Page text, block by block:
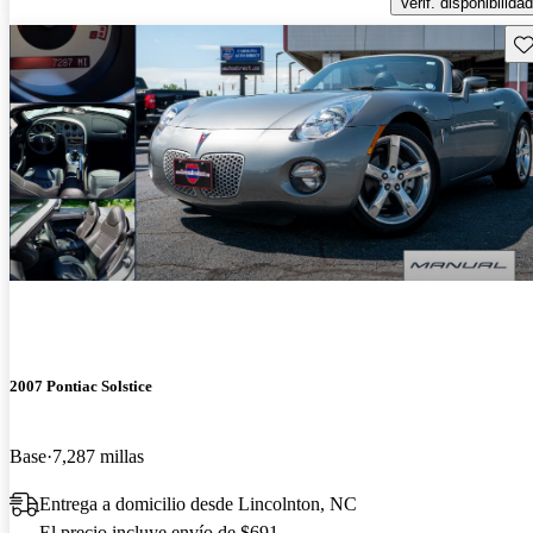
2007 Pontiac Solstice
Base 7,287 millas
Entrega a domicilio desde Lincolnton, NC